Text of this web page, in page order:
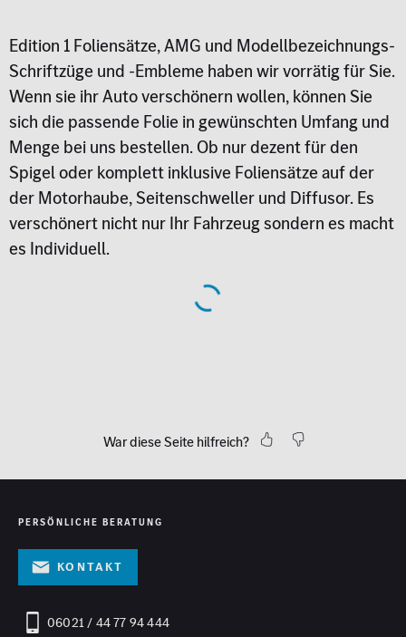
Edition 1 Foliensätze, AMG und Modellbezeichnungs-
Schriftzüge und -Embleme haben wir vorrätig für Sie.
Wenn sie ihr Auto verschönern wollen, können Sie
sich die passende Folie in gewünschten Umfang und
Menge bei uns bestellen. Ob nur dezent für den
Spigel oder komplett inklusive Foliensätze auf der
der Motorhaube, Seitenschweller und Diffusor. Es
verschönert nicht nur Ihr Fahrzeug sondern es macht
es Individuell.
War diese Seite hilfreich?
PERSÖNLICHE BERATUNG
Kontakt
06021 / 44 77 94 444